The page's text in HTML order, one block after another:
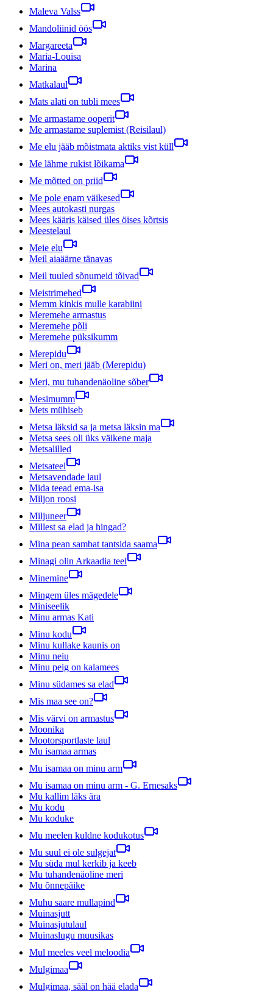
Maleva Valss
Mandoliinid öös
Margareeta
Maria-Louisa
Marina
Matkalaul
Mats alati on tubli mees
Me armastame ooperit
Me armastame suplemist (Reisilaul)
Me elu jääb mõistmata aktiks vist küll
Me lähme rukist lõikama
Me mõtted on priid
Me pole enam väikesed
Mees autokasti nurgas
Mees kääris käised üles öises kõrtsis
Meestelaul
Meie elu
Meil aiaäärne tänavas
Meil tuuled sõnumeid tõivad
Meistrimehed
Memm kinkis mulle karabiini
Meremehe armastus
Meremehe põli
Meremehe püksikumm
Merepidu
Meri on, meri jääb (Merepidu)
Meri, mu tuhandenäoline sõber
Mesimumm
Mets mühiseb
Metsa läksid sa ja metsa läksin ma
Metsa sees oli üks väikene maja
Metsalilled
Metsateel
Metsavendade laul
Mida teead ema-isa
Miljon roosi
Miljuneer
Millest sa elad ja hingad?
Mina pean sambat tantsida saama
Minagi olin Arkaadia teel
Minemine
Mingem üles mägedele
Miniseelik
Minu armas Kati
Minu kodu
Minu kullake kaunis on
Minu neiu
Minu peig on kalamees
Minu südames sa elad
Mis maa see on?
Mis värvi on armastus
Moonika
Mootorsportlaste laul
Mu isamaa armas
Mu isamaa on minu arm
Mu isamaa on minu arm - G. Ernesaks
Mu kallim läks ära
Mu kodu
Mu koduke
Mu meelen kuldne kodukotus
Mu suul ei ole sulgejat
Mu süda mul kerkib ja keeb
Mu tuhandenäoline meri
Mu õnnepäike
Muhu saare mullapind
Muinasjutt
Muinasjutulaul
Muinaslugu muusikas
Mul meeles veel meloodia
Mulgimaa
Mulgimaa, sääl on hää elada